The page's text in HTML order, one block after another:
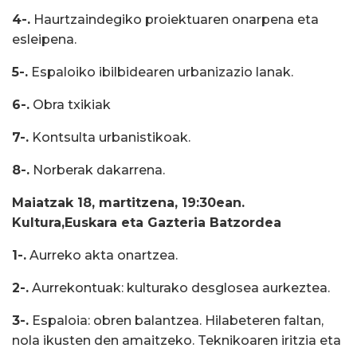
4-. Haurtzaindegiko proiektuaren onarpena eta
esleipena.
5-. Espaloiko ibilbidearen urbanizazio lanak.
6-. Obra txikiak
7-. Kontsulta urbanistikoak.
8-. Norberak dakarrena.
Maiatzak 18, martitzena, 19:30ean.
Kultura,Euskara eta Gazteria Batzordea
1-. Aurreko akta onartzea.
2-. Aurrekontuak: kulturako desglosea aurkeztea.
3-. Espaloia: obren balantzea. Hilabeteren faltan,
nola ikusten den amaitzeko. Teknikoaren iritzia eta